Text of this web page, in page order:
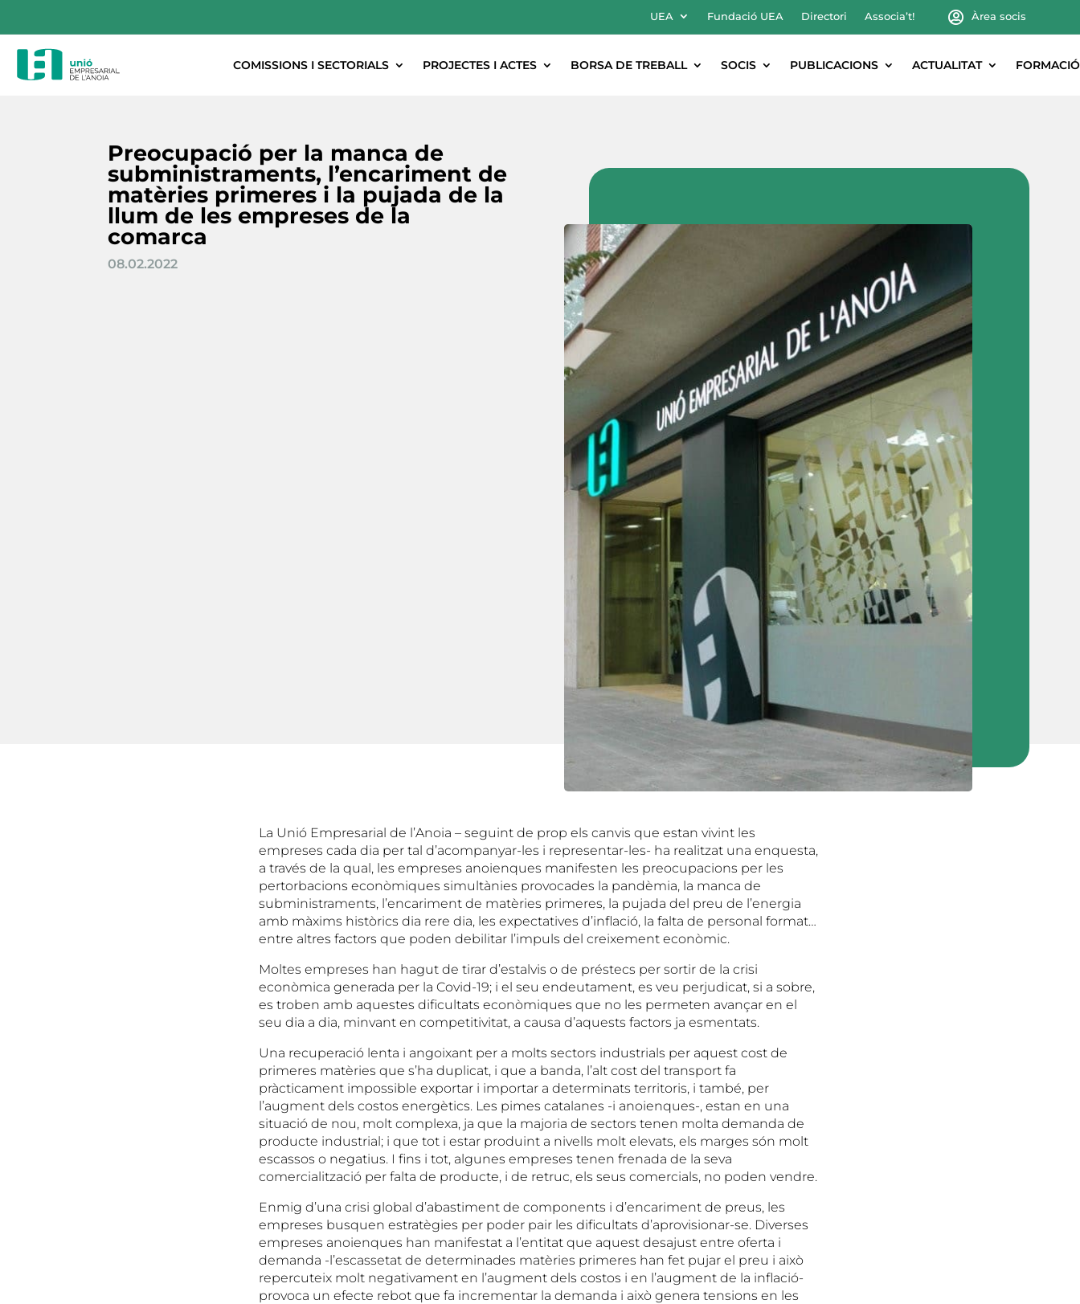
UEA Fundació UEA Directori Associa’t! Àrea socis
COMISSIONS I SECTORIALS PROJECTES I ACTES BORSA DE TREBALL SOCIS PUBLICACIONS ACTUALITAT FORMACIÓ
Preocupació per la manca de
subministraments, l’encariment de
matèries primeres i la pujada de la
llum de les empreses de la
comarca
08.02.2022
La Unió Empresarial de l’Anoia – seguint de prop els canvis que estan vivint les
empreses cada dia per tal d’acompanyar-les i representar-les- ha realitzat una enquesta,
a través de la qual, les empreses anoienques manifesten les preocupacions per les
pertorbacions econòmiques simultànies provocades la pandèmia, la manca de
subministraments, l’encariment de matèries primeres, la pujada del preu de l’energia
amb màxims històrics dia rere dia, les expectatives d’inflació, la falta de personal format…
entre altres factors que poden debilitar l’impuls del creixement econòmic.
Moltes empreses han hagut de tirar d’estalvis o de préstecs per sortir de la crisi
econòmica generada per la Covid-19; i el seu endeutament, es veu perjudicat, si a sobre,
es troben amb aquestes dificultats econòmiques que no les permeten avançar en el
seu dia a dia, minvant en competitivitat, a causa d’aquests factors ja esmentats.
Una recuperació lenta i angoixant per a molts sectors industrials per aquest cost de
primeres matèries que s’ha duplicat, i que a banda, l’alt cost del transport fa
pràcticament impossible exportar i importar a determinats territoris, i també, per
l’augment dels costos energètics. Les pimes catalanes -i anoienques-, estan en una
situació de nou, molt complexa, ja que la majoria de sectors tenen molta demanda de
producte industrial; i que tot i estar produint a nivells molt elevats, els marges són molt
escassos o negatius. I fins i tot, algunes empreses tenen frenada de la seva
comercialització per falta de producte, i de retruc, els seus comercials, no poden vendre.
Enmig d’una crisi global d’abastiment de components i d’encariment de preus, les
empreses busquen estratègies per poder pair les dificultats d’aprovisionar-se. Diverses
empreses anoienques han manifestat a l’entitat que aquest desajust entre oferta i
demanda -l’escassetat de determinades matèries primeres han fet pujar el preu i això
repercuteix molt negativament en l’augment dels costos i en l’augment de la inflació-
provoca un efecte rebot que fa incrementar la demanda i això genera tensions en les